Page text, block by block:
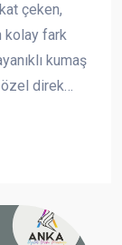
çeken,
kolay fark
kumaş
özel direk